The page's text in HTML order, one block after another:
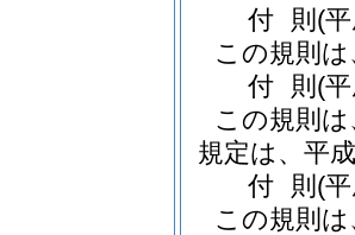
付 則 (
この規則
付 則 (
この規則
規定は、平
付 則 (
この規則